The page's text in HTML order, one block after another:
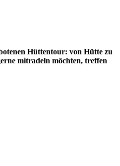
Hüttentour: von Hütte zu
mitradeln möchten, treffen